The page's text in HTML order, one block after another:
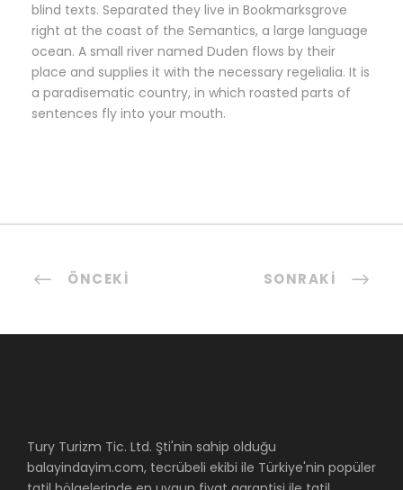
blind texts. Separated they live in Bookmarksgrove
right at the coast of the Semantics, a large language
ocean. A small river named Duden flows by their
place and supplies it with the necessary regelialia. It is
a paradisematic country, in which roasted parts of
sentences fly into your mouth.
ÖNCEKI SONRAKI
Tury Turizm Tic. Ltd. Şti'nin sahip olduğu
balayindayim.com, tecrübeli ekibi ile Türkiye'nin popüler